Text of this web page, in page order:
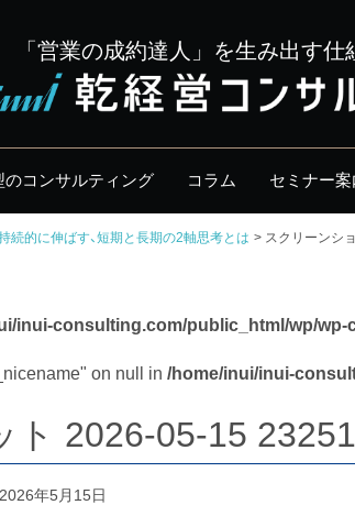
「営業の成約達人」を生み出す
のコンサルティング コラム セミナー案
続的に伸ばす、短期と長期の2軸思考とは スクリーンシ
inui-consulting.com/public_html/wp/wp-
on null in /home/inui/inui-
ト 2026-05-15
年5月15日